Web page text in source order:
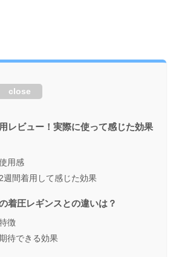
close
レビュー！実際に使って感じた効果
用感
週間着用して感じた効果
着圧レギンスとの違いは？
徴
待できる効果